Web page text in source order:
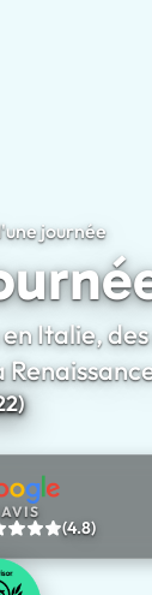
journée
Italie,
(4.8)